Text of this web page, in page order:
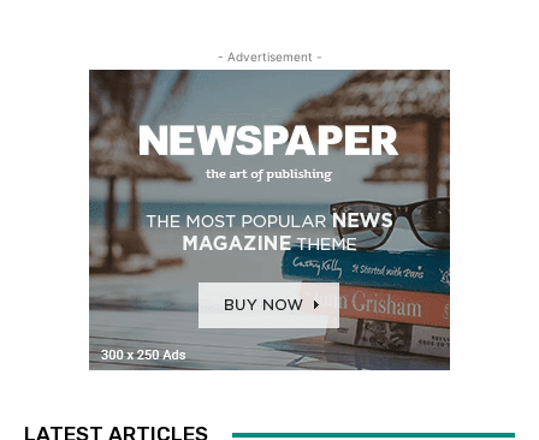
- Advertisement -
LATEST ARTICLES